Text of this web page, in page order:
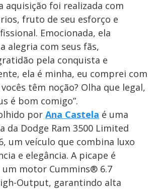
aquisição foi realizada com
fruto de seu esforço e
Emocionada, ela
alegria com seus fãs,
pela conquista e
ela é minha, eu comprei com
têm noção? Olha que legal,
é bom comigo”.
por Ana Castela é uma
da Dodge Ram 3500 Limited
um veículo que combina luxo
e elegância. A picape é
um motor Cummins® 6.7
Output, garantindo alta